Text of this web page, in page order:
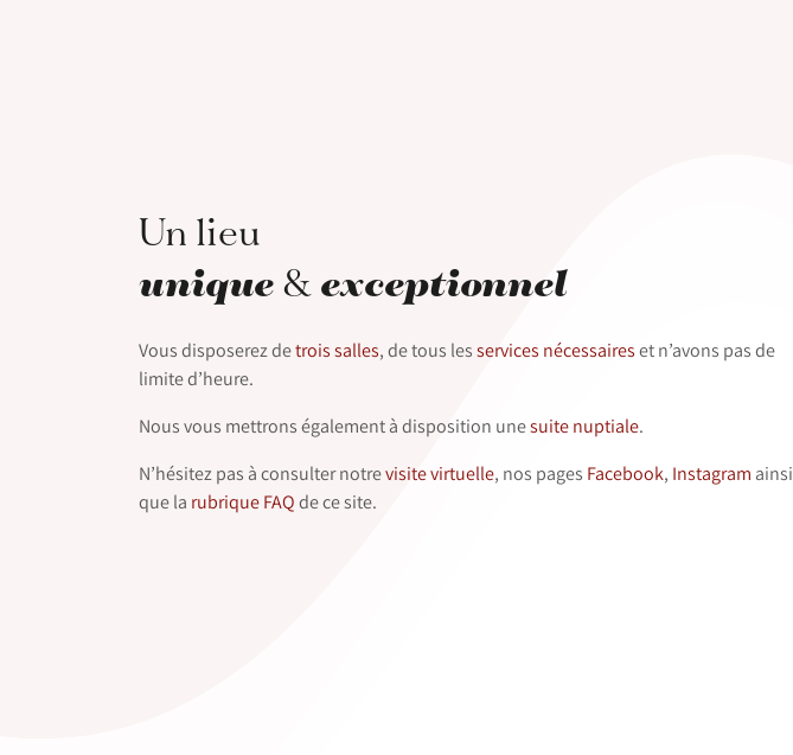
Un lieu
unique&exceptionnel
Vous disposerez detrois salles, de tous lesservices nécessaireset n’avons pas de
limite d’heure.
Nous vous mettrons également à disposition unesuite nuptiale.
N’hésitez pas à consulter notrevisite virtuelle, nos pages Facebook, Instagram ainsi
que la rubrique FAQde ce site.